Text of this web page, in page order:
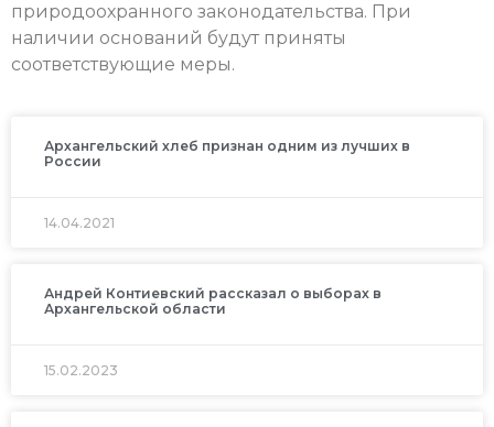
природоохранного законодательства. При
наличии оснований будут приняты
соответствующие меры.
Архангельский хлеб признан одним из лучших в
России
14.04.2021
Андрей Контиевский рассказал о выборах в
Архангельской области
15.02.2023